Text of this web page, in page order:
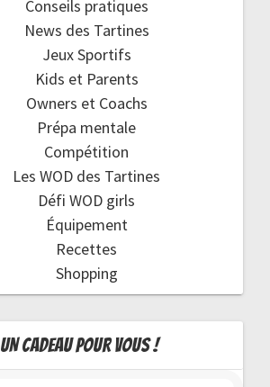
Conseils pratiques
News des Tartines
Jeux Sportifs
Kids et Parents
Owners et Coachs
Prépa mentale
Compétition
Les WOD des Tartines
Défi WOD girls
Équipement
Recettes
Shopping
UN CADEAU POUR VOUS !